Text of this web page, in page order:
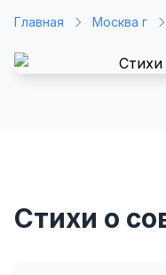
Главная Москва г
Стихи о